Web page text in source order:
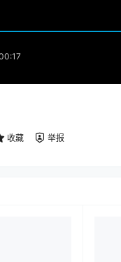
收藏 举报